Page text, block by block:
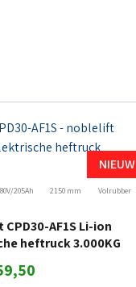
NIEUW
80V/205Ah 2150 mm Volrubber
AF1S Li-ion
heftruck 3.000KG